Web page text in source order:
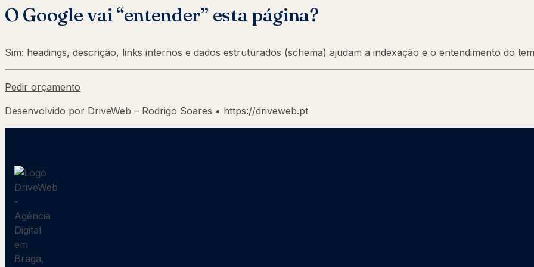
O Google vai “entender” esta página?
Sim: headings, descrição, links internos e dados estruturados (schema) ajudam a indexação e o entendimento do
Pedir orçamento
Desenvolvido por DriveWeb – Rodrigo Soares • https://driveweb.pt